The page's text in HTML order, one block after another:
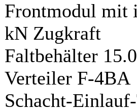
Frontmodul mit
kN Zugkraft
Faltbehälter
Verteiler F-4BA
Schacht-